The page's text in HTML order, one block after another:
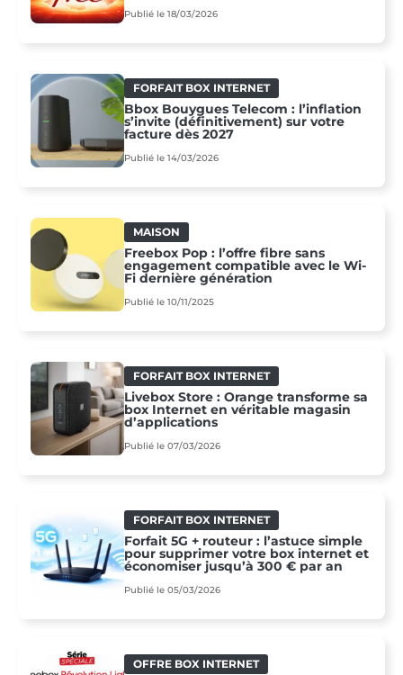
Publié le 18/03/2026
FORFAIT BOX INTERNET
Bbox Bouygues Telecom : l’inflation
s’invite (définitivement) sur votre
facture dès 2027
Publié le 14/03/2026
MAISON
Freebox Pop : l’offre fibre sans
engagement compatible avec le Wi-
Fi dernière génération
Publié le 10/11/2025
FORFAIT BOX INTERNET
Livebox Store : Orange transforme sa
box Internet en véritable magasin
d’applications
Publié le 07/03/2026
FORFAIT BOX INTERNET
Forfait 5G + routeur : l’astuce simple
pour supprimer votre box internet et
économiser jusqu’à 300 € par an
Publié le 05/03/2026
OFFRE BOX INTERNET